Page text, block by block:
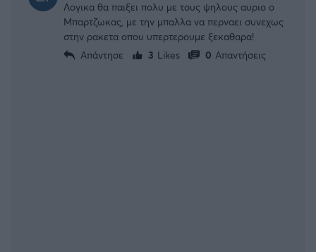
Λογικα θα παιξει πολυ με τους ψηλους αυριο ο
Μπαρτζωκας, με την μπαλλα να περναει συνεχως
στην ρακετα οπου υπερτερουμε ξεκαθαρα!
Απάντησε
3 Likes 0 Απαντήσεις